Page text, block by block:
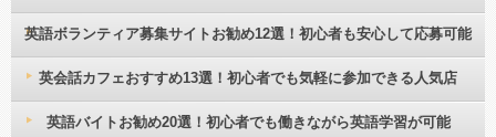
英語ボランティア募集サイトお勧め12選！初心者も安心して応募可能
英会話カフェおすすめ13選！初心者でも気軽に参加できる人気店
英語バイトお勧め20選！初心者でも働きながら英語学習が可能